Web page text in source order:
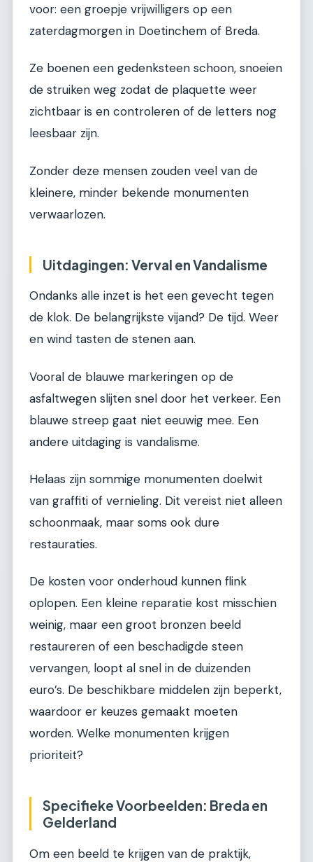
voor: een groepje vrijwilligers op een
zaterdagmorgen in Doetinchem of Breda.
Ze boenen een gedenksteen schoon, snoeien
de struiken weg zodat de plaquette weer
zichtbaar is en controleren of de letters nog
leesbaar zijn.
Zonder deze mensen zouden veel van de
kleinere, minder bekende monumenten
verwaarlozen.
Uitdagingen: Verval en Vandalisme
Ondanks alle inzet is het een gevecht tegen
de klok. De belangrijkste vijand? De tijd. Weer
en wind tasten de stenen aan.
Vooral de blauwe markeringen op de
asfaltwegen slijten snel door het verkeer. Een
blauwe streep gaat niet eeuwig mee. Een
andere uitdaging is vandalisme.
Helaas zijn sommige monumenten doelwit
van graffiti of vernieling. Dit vereist niet alleen
schoonmaak, maar soms ook dure
restauraties.
De kosten voor onderhoud kunnen flink
oplopen. Een kleine reparatie kost misschien
weinig, maar een groot bronzen beeld
restaureren of een beschadigde steen
vervangen, loopt al snel in de duizenden
euro’s. De beschikbare middelen zijn beperkt,
waardoor er keuzes gemaakt moeten
worden. Welke monumenten krijgen
prioriteit?
Specifieke Voorbeelden: Breda en
Gelderland
Om een beeld te krijgen van de praktijk,